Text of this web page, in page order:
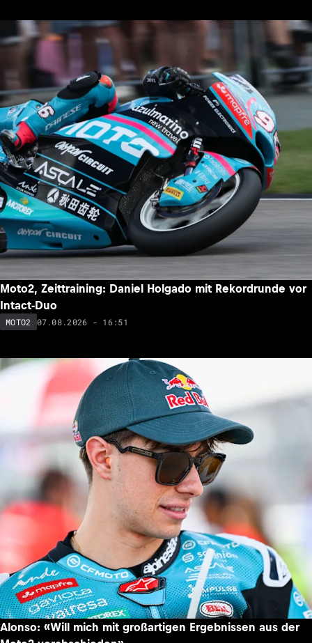
Moto2, Zeittraining: Daniel Holgado mit Rekordrunde vor
Intact-Duo
MOTO2 07.08.2026 - 16:51
Alonso: «Will mich mit großartigen Ergebnissen aus der